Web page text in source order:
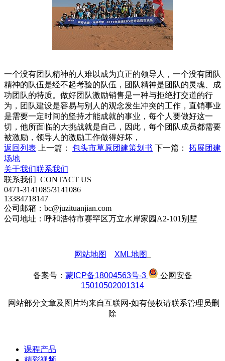
一个没有团队精神的人难以成为真正的领导人，一个没有团队
精神的队伍是经不起考验的队伍，团队精神是团队的灵魂、成
功团队的特质。做好团队激励销售是一种与拒绝打交道的行
为，团队建设是容易与别人的观念发生冲突的工作，直销事业
是需要一定时间的坚持才能成就的事业，每个人要做好这一
切，他所面临的大挑战就是自己，因此，每个团队成员都需要
被激励，领导人的激励工作做得好坏，
返回列表
上一篇： 包头市草原团建策划书 下一篇： 拓展团建
场地
关于我们联系我们
联系我们 CONTACT US
0471-3141085/3141086
13384718147
公司邮箱：bc@juzituanjian.com
公司地址：呼和浩特市赛罕区万立水岸家园A2-101别墅
网站地图 XML地图
备案号： 蒙ICP备18004563号-3
公网安备
15010502001314
网站部分文章及图片均来自互联网-如有侵权请联系管理员删
除
课程产品